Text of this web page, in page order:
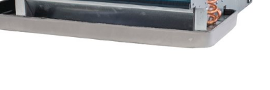
Аксессуары
Кондиционеры Freshzone